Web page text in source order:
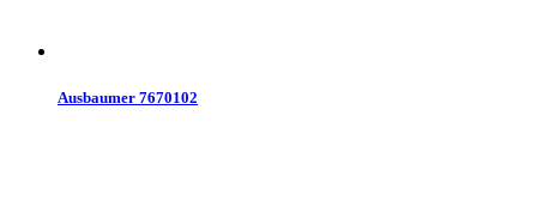
Ausbaumer 7670102